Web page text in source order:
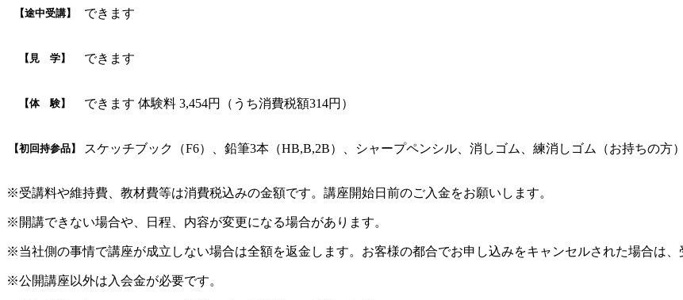
【途中受講】 できます
【見 学】 できます
【体 験】 できます 体験料 3,454円（うち消費税額314円）
【初回持参品】 スケッチブック（F6）、鉛筆3本（HB,B,2B）、シャープペンシル、消しゴム、練消しゴム（お持ちの方
※受講料や維持費、教材費等は消費税込みの金額です。講座開始日前のご入金をお願いします。
※開講できない場合や、日程、内容が変更になる場合があります。
※当社側の事情で講座が成立しない場合は全額を返金します。お客様の都合でお申し込みをキャンセルされた場合は、
※公開講座以外は入会金が必要です。